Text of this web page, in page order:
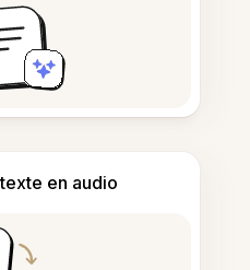
en audio